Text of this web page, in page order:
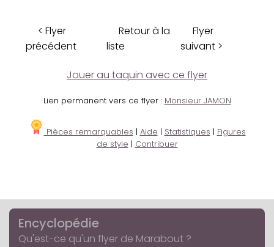
< Flyer
précédent
Retour à la
liste
Flyer
suivant >
Jouer au taquin avec ce flyer
Lien permanent vers ce flyer : Monsieur JAMON
Pièces remarquables | Aide | Statistiques | Figures
de style | Contribuer
Encyclopédie
Qu'est-ce qu'un flyer de Marabout ?